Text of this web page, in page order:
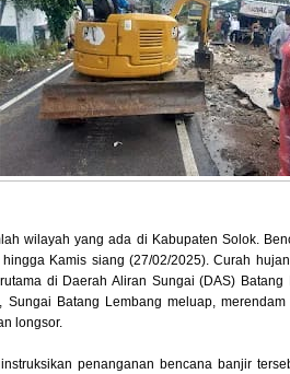
wilayah yang ada di Kabupaten Solok.
Kamis siang (27/02/2025). Curah
di Daerah Aliran Sungai (DAS)
Sungai Batang Lembang meluap,
longsor.
penanganan bencana banjir